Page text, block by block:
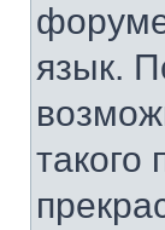
язык.
такого